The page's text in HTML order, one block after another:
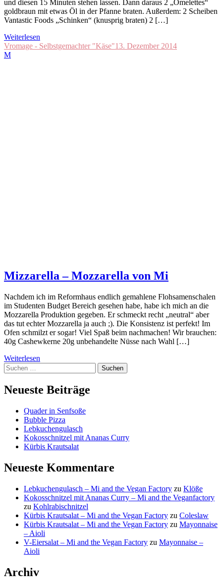
und diesen 15 Minuten stehen lassen. Dann daraus 2 „Omelettes“
goldbraun mit etwas Öl in der Pfanne braten. Außerdem: 2 Scheiben
Vantastic Foods „Schinken“ (knusprig braten) 2 […]
Weiterlesen
Vromage - Selbstgemachter "Käse"13. Dezember 2014
M
Mizzarella – Mozzarella von Mi
Nachdem ich im Reformhaus endlich gemahlene Flohsamenschalen
im Studenten Budget Bereich gesehen habe, habe ich mich an die
Mozzarella Produktion gegeben. Er schmeckt recht „neutral“ aber
das tut echter Mozzarella ja auch ;). Die Konsistenz ist perfekt! Im
Ofen schmilzt er sogar! Viel Spaß beim nachmachen! Wir brauchen:
40g Cashewkerne 20g unbehandelte Nüsse nach Wahl […]
Weiterlesen
Suchen
nach:
Neueste Beiträge
Quader in Senfsoße
Bubble Pizza
Lebkuchengulasch
Kokosschnitzel mit Ananas Curry
Kürbis Krautsalat
Neueste Kommentare
Lebkuchengulasch – Mi and the Vegan Factory zu Klöße
Kokosschnitzel mit Ananas Curry – Mi and the Veganfactory
zu Kohlrabischnitzel
Kürbis Krautsalat – Mi and the Vegan Factory zu Coleslaw
Kürbis Krautsalat – Mi and the Vegan Factory zu Mayonnaise
– Aioli
V-Eiersalat – Mi and the Vegan Factory zu Mayonnaise –
Aioli
Archiv